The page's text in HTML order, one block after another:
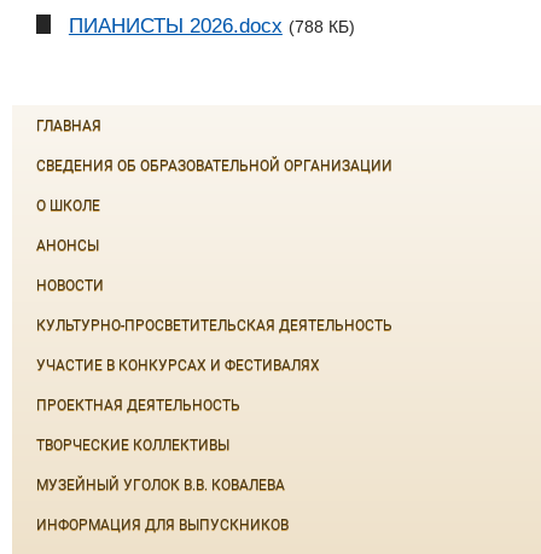
ПИАНИСТЫ 2026.docx (788 КБ)
ГЛАВНАЯ
СВЕДЕНИЯ ОБ ОБРАЗОВАТЕЛЬНОЙ ОРГАНИЗАЦИИ
О ШКОЛЕ
АНОНСЫ
НОВОСТИ
КУЛЬТУРНО-ПРОСВЕТИТЕЛЬСКАЯ ДЕЯТЕЛЬНОСТЬ
УЧАСТИЕ В КОНКУРСАХ И ФЕСТИВАЛЯХ
ПРОЕКТНАЯ ДЕЯТЕЛЬНОСТЬ
ТВОРЧЕСКИЕ КОЛЛЕКТИВЫ
МУЗЕЙНЫЙ УГОЛОК В.В. КОВАЛЕВА
ИНФОРМАЦИЯ ДЛЯ ВЫПУСКНИКОВ